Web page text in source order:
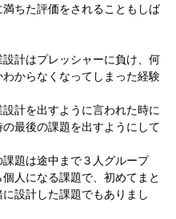
満ちた評価をされることもしば
計はプレッシャーに負け、何
わからなくなってしまった経験
計を出すように言われた時に
最後の課題を出すようにして
題は途中まで３人グループ
人になる課題で、初めてまと
に設計した課題でもありまし